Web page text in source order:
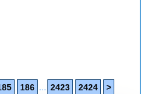
186 ... 2423 2424 >